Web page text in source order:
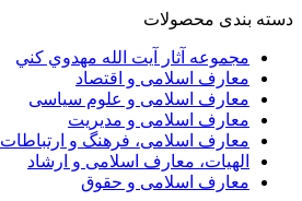
دسته بندی محصولات
مجموعه آثار آيت الله مهدوي كني
معارف اسلامی و اقتصاد
معارف اسلامی و علوم سیاسی
معارف اسلامی و مدیریت
معارف اسلامی، فرهنگ و ارتباطات
الهیات، معارف اسلامی و ارشاد
معارف اسلامی و حقوق